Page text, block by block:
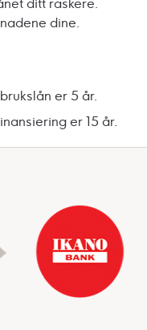
ditt raskere.
dine.
er 5 år.
er 15 år.